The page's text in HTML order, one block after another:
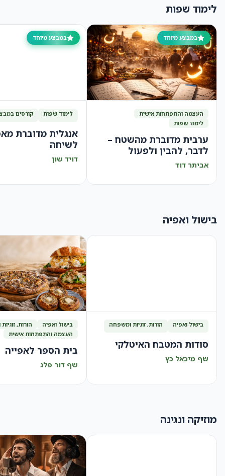
לימוד שפות
במבצע מיוחד
העצמה והתפתחות אישית
לימוד שפות
ערבית מדוברת מהשטח –
לדבר, להבין ולפעול
בביטחון
אביתר דוד
במבצע מיוחד
לימוד שפות קורסים
אנגלית מדוברת
לשיחה
דויד שון
בישול ואפיה
בישול ואפיה הורות, זוגיות ומשפחה
סודות המטבח האיטלקי
שף מיכאל כץ
בישול ואפיה
הורות,
העצמה והתפתחות אישית
בית הספר לאפייה
שף דור פלג
מוזיקה ונגינה